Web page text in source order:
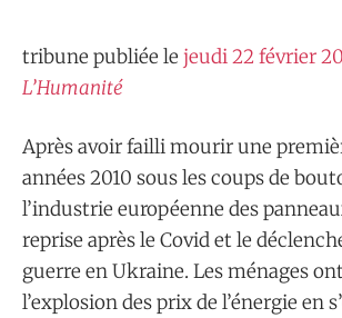
tribune publiée le jeudi 22 février
L’Humanité
Après avoir failli mourir une
années 2010 sous les coups de
l’industrie européenne des
reprise après le Covid et le
guerre en Ukraine. Les ménages
l’explosion des prix de l’énergie en